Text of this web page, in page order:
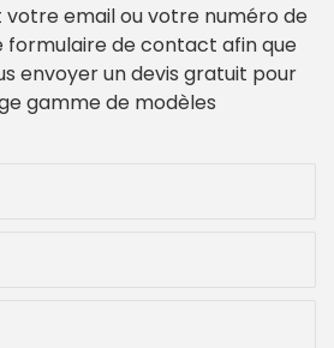
votre email ou votre numéro de
formulaire de contact afin que
envoyer un devis gratuit pour
gamme de modèles